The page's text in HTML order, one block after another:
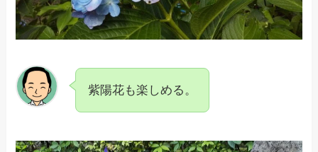
紫陽花も楽しめる。